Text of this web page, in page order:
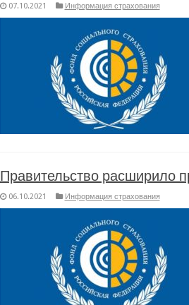
07.10.2021 Информация страхования
Правительство расширило
06.10.2021 Информация страхования